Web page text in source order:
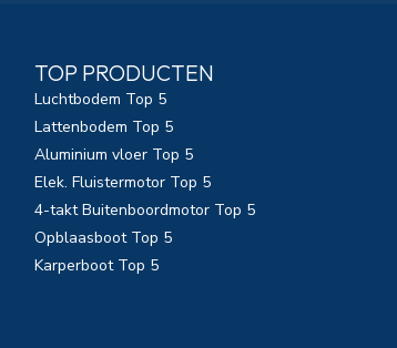
TOP PRODUCTEN
Luchtbodem Top 5
Lattenbodem Top 5
Aluminium vloer Top 5
Elek. Fluistermotor Top 5
4-takt Buitenboordmotor Top 5
Opblaasboot Top 5
Karperboot Top 5